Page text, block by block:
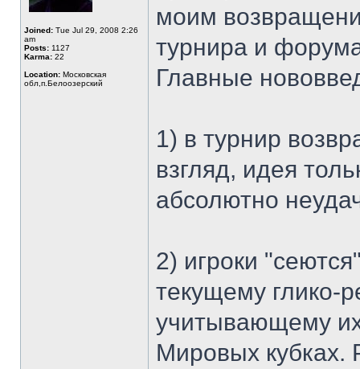
Joined: Tue Jul 29, 2008 2:26
am
Posts: 1127
Karma: 22
Location: Московская
обл,п.Белоозерский
моим
турнира и
Главные
1) в турнир
взгляд, идея
абсолютно
2) игроки
текущему глико-
учитывающему
Мировых кубках.